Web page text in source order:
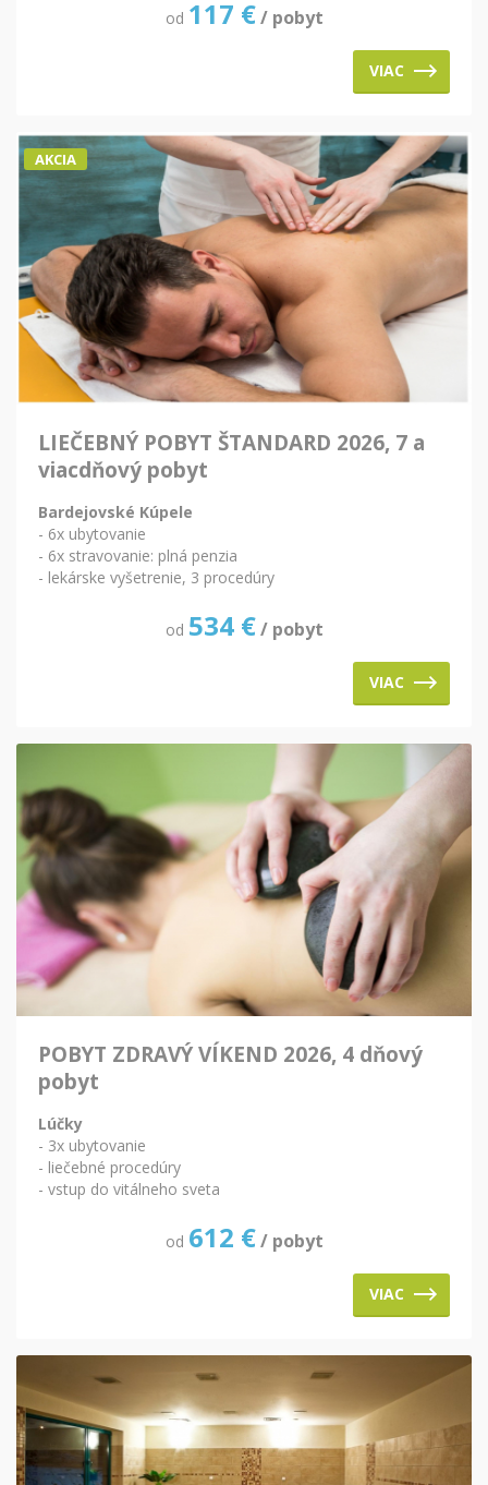
od 117 € / pobyt
VIAC
AKCIA
LIEČEBNÝ POBYT ŠTANDARD 2026, 7 a
viacdňový pobyt
Bardejovské Kúpele
- 6x ubytovanie
- 6x stravovanie: plná penzia
- lekárske vyšetrenie, 3 procedúry
od 534 € / pobyt
VIAC
POBYT ZDRAVÝ VÍKEND 2026, 4 dňový
pobyt
Lúčky
- 3x ubytovanie
- liečebné procedúry
- vstup do vitálneho sveta
od 612 € / pobyt
VIAC